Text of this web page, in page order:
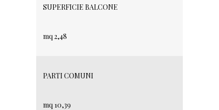
SUPERFICIE BALCONE
mq 2,48
PARTI COMUNI
mq 10,39